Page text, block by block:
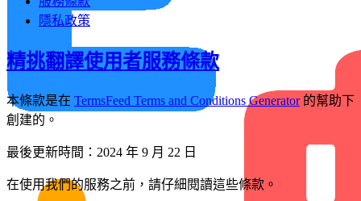
隱私政策
精挑翻譯使用者服務條款
本條款是在 TermsFeed Terms and Conditions Generator的幫助下
創建的。
最後更新時間：2024 年 9 月 22 日
在使用我們的服務之前，請仔細閱讀這些條款。